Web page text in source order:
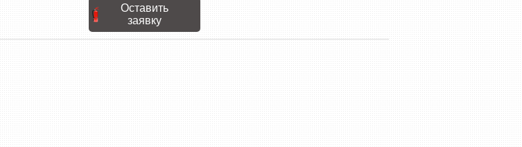
Оставить
заявку